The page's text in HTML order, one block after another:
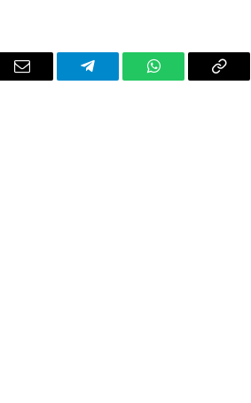
Email Telegram WhatsAppCopy